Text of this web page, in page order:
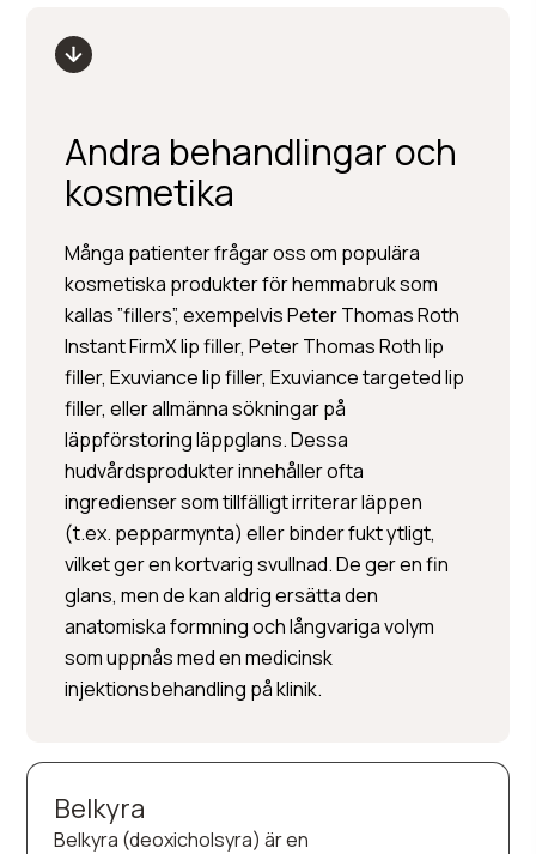
Andra behandlingar och
kosmetika
Många patienter frågar oss om populära
kosmetiska produkter för hemmabruk som
kallas ”fillers”, exempelvis Peter Thomas Roth
Instant FirmX lip filler, Peter Thomas Roth lip
filler, Exuviance lip filler, Exuviance targeted lip
filler, eller allmänna sökningar på
läppförstoring läppglans. Dessa
hudvårdsprodukter innehåller ofta
ingredienser som tillfälligt irriterar läppen
(t.ex. pepparmynta) eller binder fukt ytligt,
vilket ger en kortvarig svullnad. De ger en fin
glans, men de kan aldrig ersätta den
anatomiska formning och långvariga volym
som uppnås med en medicinsk
injektionsbehandling på klinik.
Belkyra
Belkyra (deoxicholsyra) är en